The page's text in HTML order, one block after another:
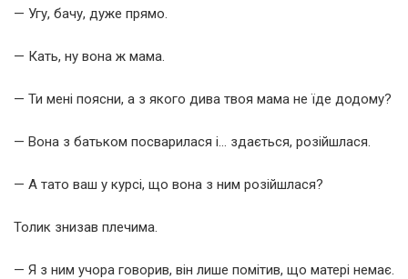
— Угу, бачу, дуже прямо.
— Кать, ну вона ж мама.
— Ти мені поясни, а з якого дива твоя мама не їде додому?
— Вона з батьком посварилася і… здається, розійшлася.
— А тато ваш у курсі, що вона з ним розійшлася?
Толик знизав плечима.
— Я з ним учора говорив, він лише помітив, що матері немає.